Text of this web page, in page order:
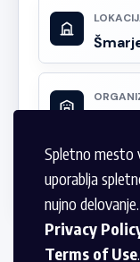
Spletno mesto
uporablja
nujno
Privacy
Terms of Use.
Podatki so
podrobnosti